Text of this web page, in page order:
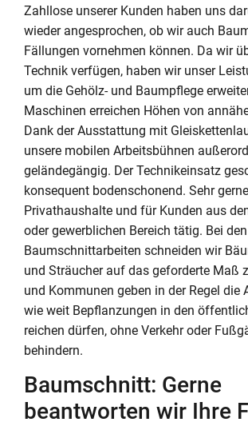
Zahllose unserer Kunden haben uns
wieder angesprochen, ob wir auch
Fällungen vornehmen können. Da wir
Technik verfügen, haben wir unser
um die Gehölz- und Baumpflege
Maschinen erreichen Höhen von
Dank der Ausstattung mit
unsere mobilen Arbeitsbühnen
geländegängig. Der Technikeinsatz
konsequent bodenschonend. Sehr
Privathaushalte und für Kunden aus
oder gewerblichen Bereich tätig. Bei den
Baumschnittarbeiten schneiden wir
und Sträucher auf das geforderte Maß
und Kommunen geben in der Regel die
wie weit Bepflanzungen in den
reichen dürfen, ohne Verkehr oder
behindern.
Baumschnitt: Gerne
beantworten wir Ihre